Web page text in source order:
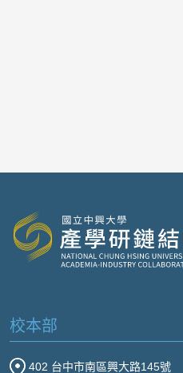
校本部
402 台中市南區興大路145號